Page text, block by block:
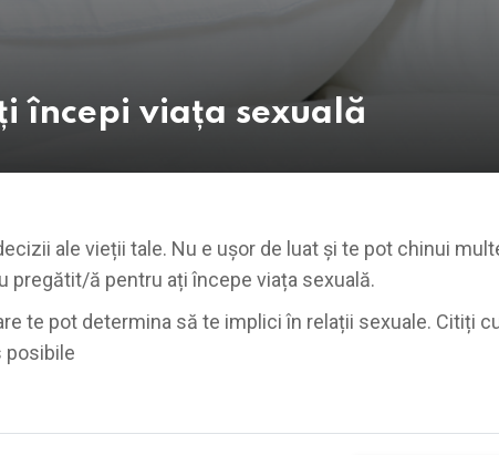
începi viața sexuală
ale vieții tale. Nu e ușor de luat și te pot chinui
pregătit/ă pentru ați începe viața sexuală.
te pot determina să te implici în relații sexuale. Citiți
posibile